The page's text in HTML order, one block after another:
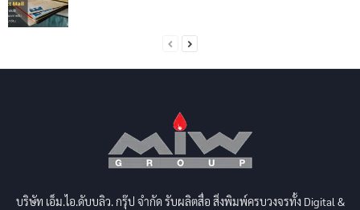
บริษัท เอ็ม.ไอ.ดับบลิว. กรุ๊ป จำกัด รับผลิตสื่อ สิ่งพิมพ์ครบวงจรทั้ง Digital &